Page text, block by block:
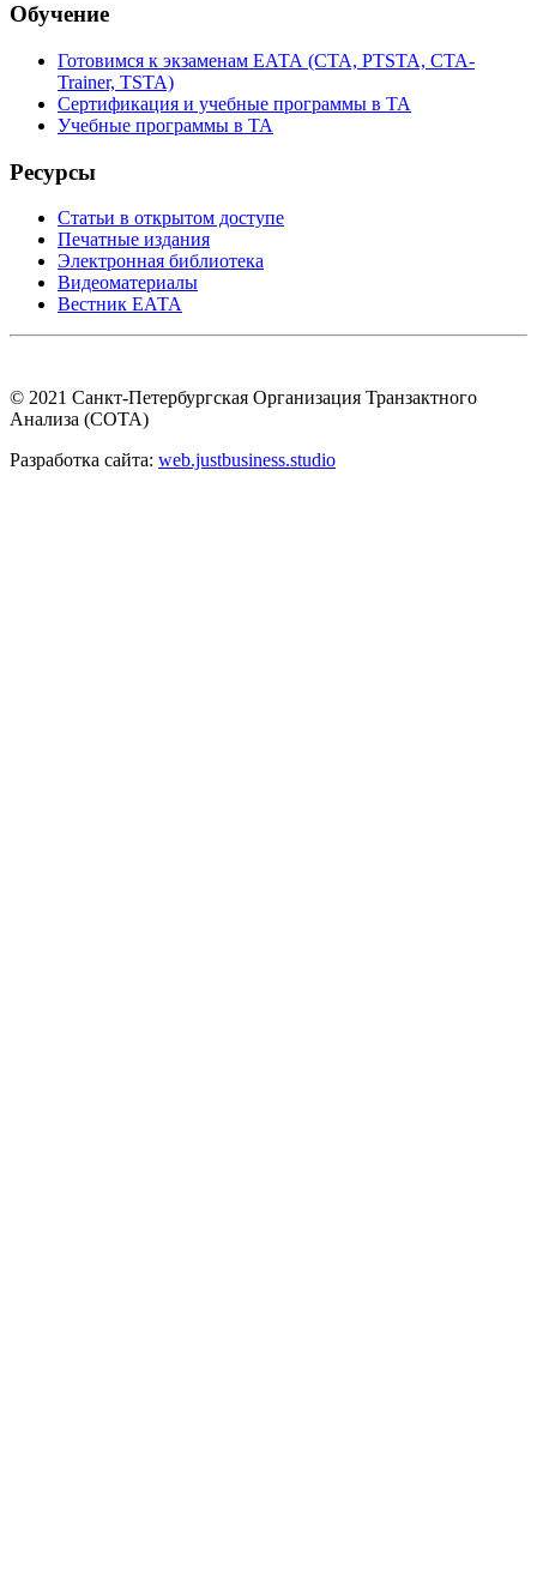
Обучение
Готовимся к экзаменам ЕАТА (СТА, PTSTA, СТА-
Trainer, TSTA)
Сертификация и учебные программы в ТА
Учебные программы в ТА
Ресурсы
Статьи в открытом доступе
Печатные издания
Электронная библиотека
Видеоматериалы
Вестник ЕАТА
© 2021 Санкт-Петербургская Организация Транзактного
Анализа (СОТА)
Разработка сайта: web.justbusiness.studio